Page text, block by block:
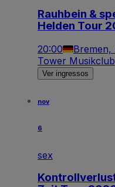
Rauhbein &
Helden Tour
20:00 Bremen,
Tower Musikclub
Ver ingressos
nov
6
sex